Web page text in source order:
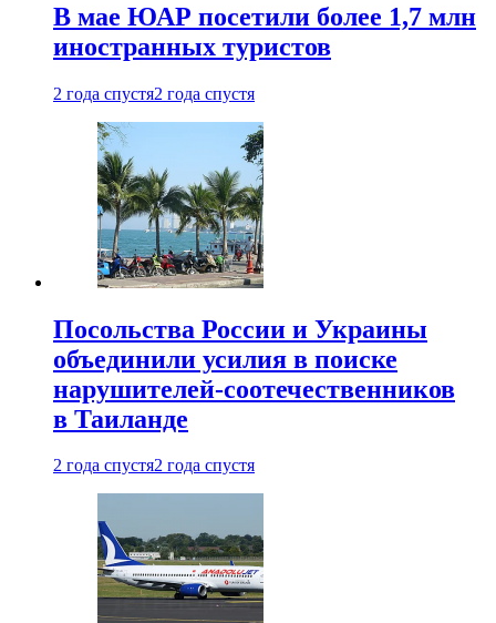
В мае ЮАР посетили более 1,7 млн
иностранных туристов
2 года спустя2 года спустя
Посольства России и Украины
объединили усилия в поиске
нарушителей-соотечественников
в Таиланде
2 года спустя2 года спустя